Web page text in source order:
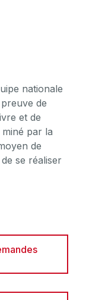
nationale
de
et de
par la
de
de se réaliser